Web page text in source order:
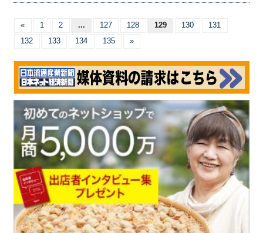
« 1 2 ... 127 128 129 130
131
132
133 134 135 »